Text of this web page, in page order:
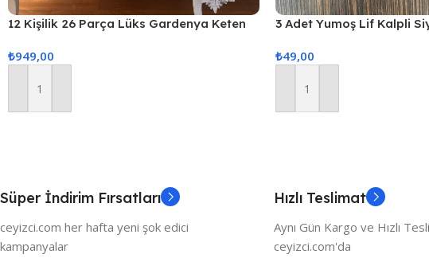
12 Kişilik 26 Parça Lüks Gardenya Keten
₺949,00
Sepete Ekle
3 Adet Yumoş Lif Kalpli
₺49,00
Sepete Ekle
Süper İndirim Fırsatları
ceyizci.com her hafta yeni şok edici
kampanyalar
Hızlı Teslimat
Aynı Gün Kargo ve Hızlı
ceyizci.com'da